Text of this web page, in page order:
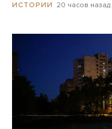
ИСТОРИИ 20 часов назад